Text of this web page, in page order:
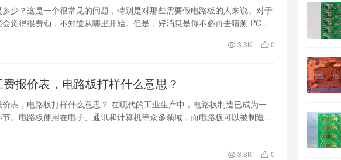
多少？这是一个很常见的问题，特别是对那些需要做电路板的人来说。对于
觉得很费劲，不知道从哪里开始。但是，好消息是你不必再去猜测 PCB
3.3K 0
报价表，电路板打样什么意思？
表，电路板打样什么意思？ 在现代的工业生产中，电路板制造已成为一
。电路板使用在电子、通讯和计算机等众多领域，而电路板可以被制造成
3.8K 0